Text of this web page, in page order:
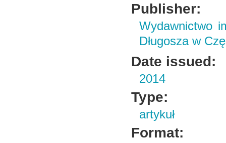
Publisher:
Wydawnictwo
Długosza w
Date issued:
2014
Type:
artykuł
Format: